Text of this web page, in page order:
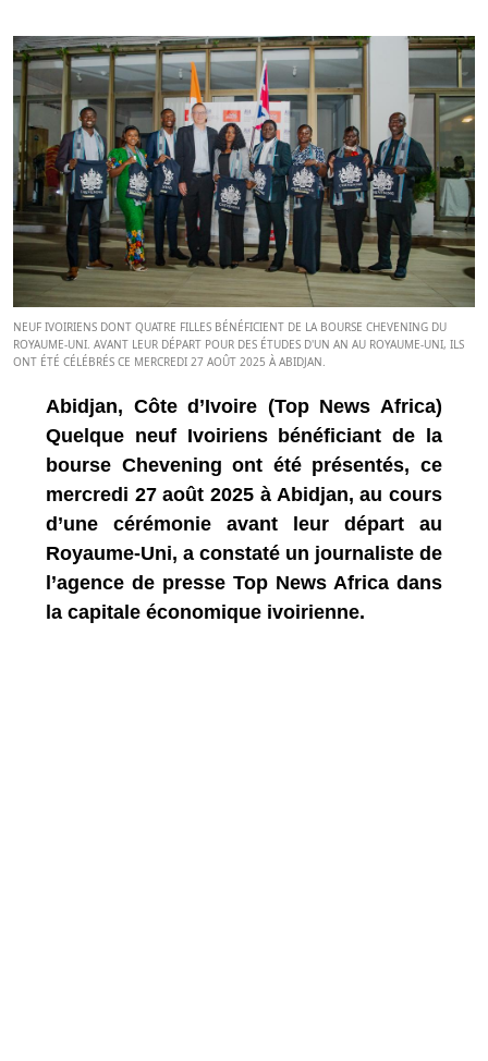
NEUF IVOIRIENS DONT QUATRE FILLES BÉNÉFICIENT DE LA BOURSE CHEVENING DU
ROYAUME-UNI. AVANT LEUR DÉPART POUR DES ÉTUDES D'UN AN AU ROYAUME-UNI, ILS
ONT ÉTÉ CÉLÉBRÉS CE MERCREDI 27 AOÛT 2025 À ABIDJAN.
Abidjan, Côte d’Ivoire (Top News Africa)
Quelque neuf Ivoiriens bénéficiant de la
bourse Chevening ont été présentés, ce
mercredi 27 août 2025 à Abidjan, au cours
d’une cérémonie avant leur départ au
Royaume-Uni, a constaté un journaliste de
l’agence de presse Top News Africa dans
la capitale économique ivoirienne.